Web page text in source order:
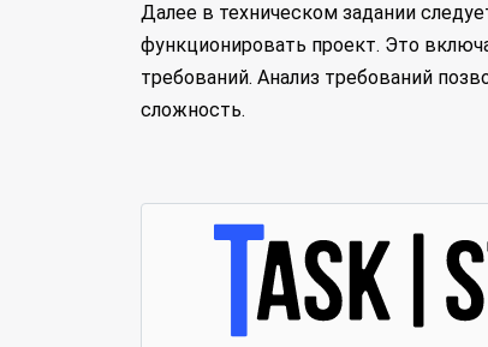
Далее в техническом задании
функционировать проект. Это
требований. Анализ требований
сложность.